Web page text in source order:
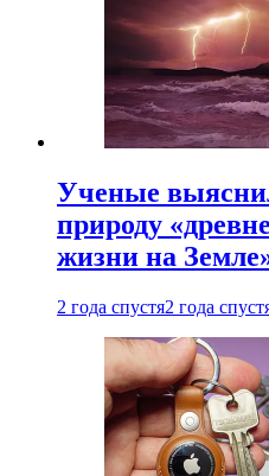
Ученые
природу
жизни на
2 года спустя2 года